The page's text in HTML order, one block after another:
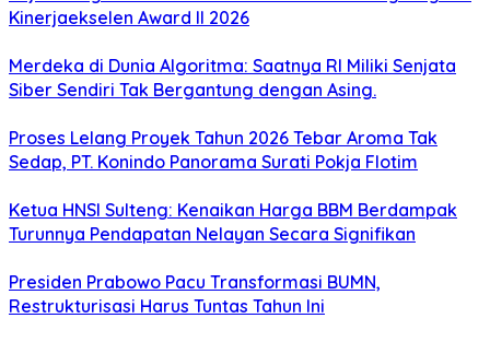
Kinerjaekselen Award II 2026
Merdeka di Dunia Algoritma: Saatnya RI Miliki Senjata
Siber Sendiri Tak Bergantung dengan Asing.
Proses Lelang Proyek Tahun 2026 Tebar Aroma Tak
Sedap, PT. Konindo Panorama Surati Pokja Flotim
Ketua HNSI Sulteng: Kenaikan Harga BBM Berdampak
Turunnya Pendapatan Nelayan Secara Signifikan
Presiden Prabowo Pacu Transformasi BUMN,
Restrukturisasi Harus Tuntas Tahun Ini